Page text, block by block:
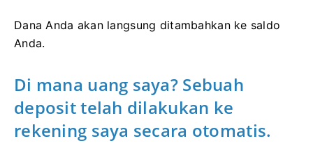
Dana Anda akan langsung ditambahkan ke saldo
Anda.
Di mana uang saya? Sebuah
deposit telah dilakukan ke
rekening saya secara otomatis.